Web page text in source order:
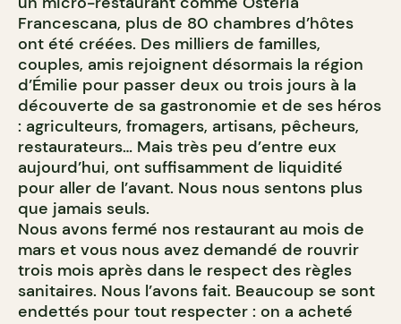
Francescana, plus de 80 chambres d’hôtes
ont été créées. Des milliers de familles,
couples, amis rejoignent désormais la région
d’Émilie pour passer deux ou trois jours à la
découverte de sa gastronomie et de ses héros
: agriculteurs, fromagers, artisans, pêcheurs,
restaurateurs… Mais très peu d’entre eux
aujourd’hui, ont suffisamment de liquidité
pour aller de l’avant. Nous nous sentons plus
que jamais seuls.
Nous avons fermé nos restaurant au mois de
mars et vous nous avez demandé de rouvrir
trois mois après dans le respect des règles
sanitaires. Nous l’avons fait. Beaucoup se sont
endettés pour tout respecter : on a acheté